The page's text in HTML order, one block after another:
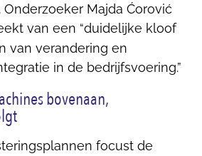
Majda Ćorović
van een “duidelijke kloof
van verandering en
in de bedrijfsvoering.”
bovenaan,
focust de